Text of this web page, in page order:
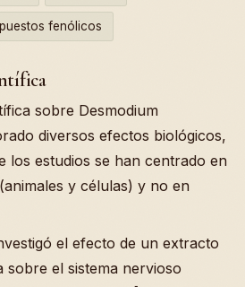
fenólicos
sobre Desmodium
diversos efectos biológicos,
los estudios se han centrado en
y células) y no en
el efecto de un extracto
sobre el sistema nervioso